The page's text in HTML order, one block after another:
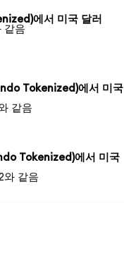
에서 미국 달러
같음
Tokenized)에서 미국
같음
Tokenized)에서 미국
와 같음